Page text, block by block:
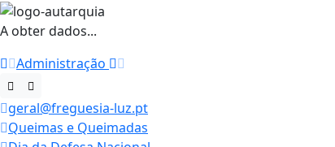
A obter dados...
Administração
geral@freguesia-luz.pt
Queimas e Queimadas